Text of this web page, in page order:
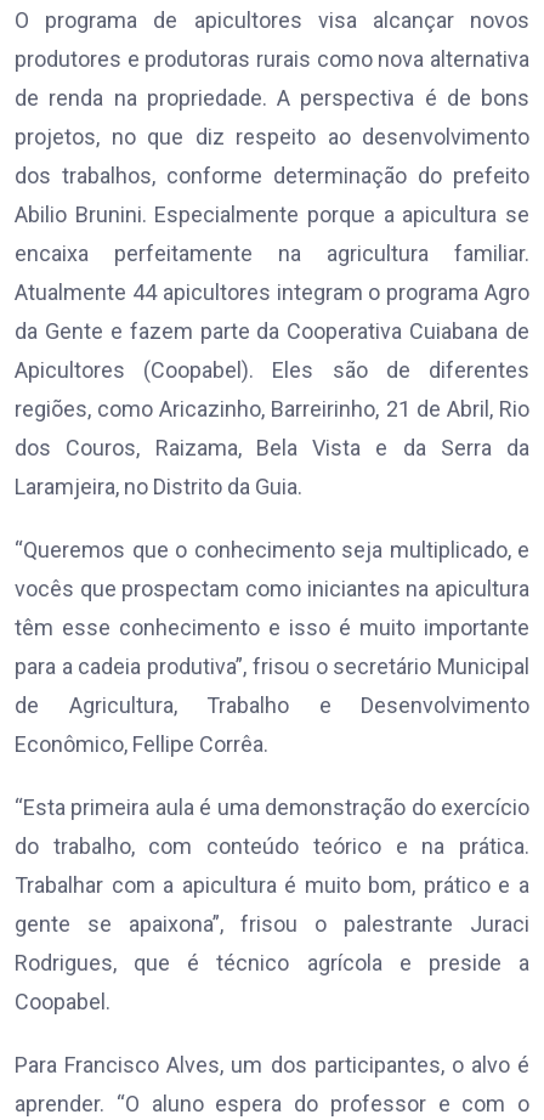
O programa de apicultores visa alcançar novos
produtores e produtoras rurais como nova alternativa
de renda na propriedade. A perspectiva é de bons
projetos, no que diz respeito ao desenvolvimento
dos trabalhos, conforme determinação do prefeito
Abilio Brunini. Especialmente porque a apicultura se
encaixa perfeitamente na agricultura familiar.
Atualmente 44 apicultores integram o programa Agro
da Gente e fazem parte da Cooperativa Cuiabana de
Apicultores (Coopabel). Eles são de diferentes
regiões, como Aricazinho, Barreirinho, 21 de Abril, Rio
dos Couros, Raizama, Bela Vista e da Serra da
Laramjeira, no Distrito da Guia.
“Queremos que o conhecimento seja multiplicado, e
vocês que prospectam como iniciantes na apicultura
têm esse conhecimento e isso é muito importante
para a cadeia produtiva”, frisou o secretário Municipal
de Agricultura, Trabalho e Desenvolvimento
Econômico, Fellipe Corrêa.
“Esta primeira aula é uma demonstração do exercício
do trabalho, com conteúdo teórico e na prática.
Trabalhar com a apicultura é muito bom, prático e a
gente se apaixona”, frisou o palestrante Juraci
Rodrigues, que é técnico agrícola e preside a
Coopabel.
Para Francisco Alves, um dos participantes, o alvo é
aprender. “O aluno espera do professor e com o